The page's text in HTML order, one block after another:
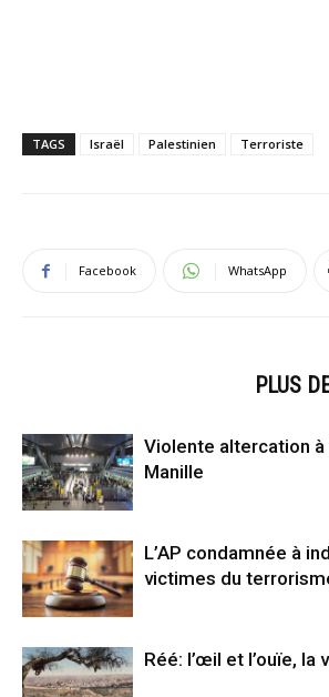
TAGS Israël Palestinien Terroriste
Facebook WhatsApp
PLUS
Violente altercation à
Manille
L’AP condamnée à
victimes du
Réé: l’œil et l’ouïe, la